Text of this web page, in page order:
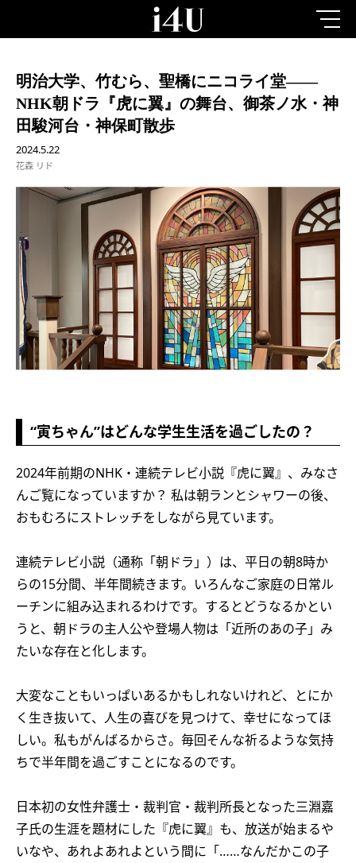
明治大学、竹むら、聖橋にニコライ堂——
NHK朝ドラ『虎に翼』の舞台、御茶ノ水・神
田駿河台・神保町散歩
2024.5.22
花森 リド
“寅ちゃん”はどんな学生生活を過ごしたの？
2024年前期のNHK・連続テレビ小説『虎に翼』、みなさ
んご覧になっていますか？ 私は朝ランとシャワーの後、
おもむろにストレッチをしながら見ています。
連続テレビ小説（通称「朝ドラ」）は、平日の朝8時か
らの15分間、半年間続きます。いろんなご家庭の日常ル
ーチンに組み込まれるわけです。するとどうなるかとい
うと、朝ドラの主人公や登場人物は「近所のあの子」み
たいな存在と化します。
大変なこともいっぱいあるかもしれないけれど、とにか
く生き抜いて、人生の喜びを見つけて、幸せになってほ
しい。私もがんばるからさ。毎回そんな祈るような気持
ちで半年間を過ごすことになるのです。
日本初の女性弁護士・裁判官・裁判所長となった三淵嘉
子氏の生涯を題材にした『虎に翼』も、放送が始まるや
いなや、あれよあれよという間に「……なんだかこの子